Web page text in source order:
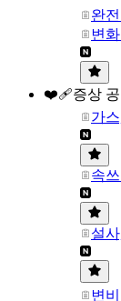
완
변
❤️‍🩹증상
가
속
설
변